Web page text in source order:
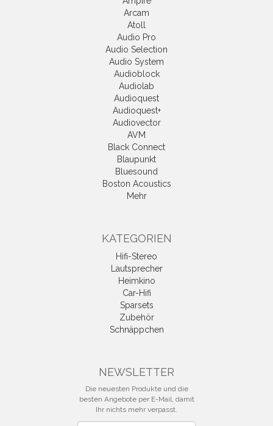
Arcam
Atoll
Audio Pro
Audio Selection
Audio System
Audioblock
Audiolab
Audioquest
Audioquest+
Audiovector
AVM
Black Connect
Blaupunkt
Bluesound
Boston Acoustics
Mehr
KATEGORIEN
Hifi-Stereo
Lautsprecher
Heimkino
Car-Hifi
Sparsets
Zubehör
Schnäppchen
NEWSLETTER
Die neuesten Produkte und die
besten Angebote per E-Mail, damit
Ihr nichts mehr verpasst.